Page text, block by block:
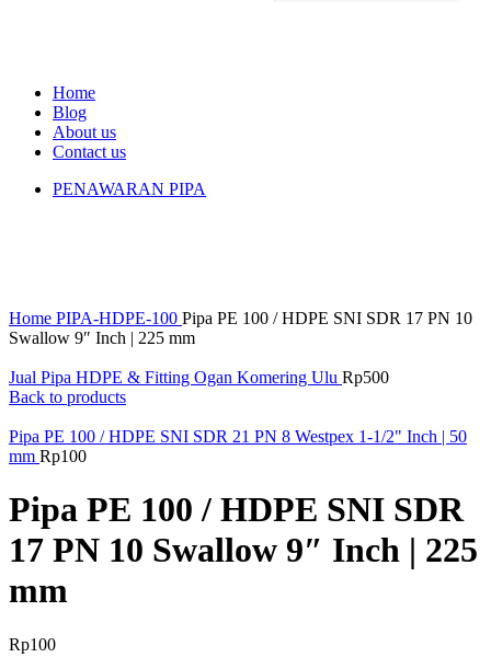
Home
Blog
About us
Contact us
PENAWARAN PIPA
Home PIPA-HDPE-100 Pipa PE 100 / HDPE SNI SDR 17 PN 10
Swallow 9″ Inch | 225 mm
Jual Pipa HDPE & Fitting Ogan Komering Ulu Rp500
Back to products
Pipa PE 100 / HDPE SNI SDR 21 PN 8 Westpex 1-1/2" Inch | 50
mm Rp100
Pipa PE 100 / HDPE SNI SDR
17 PN 10 Swallow 9″ Inch | 225
mm
Rp100